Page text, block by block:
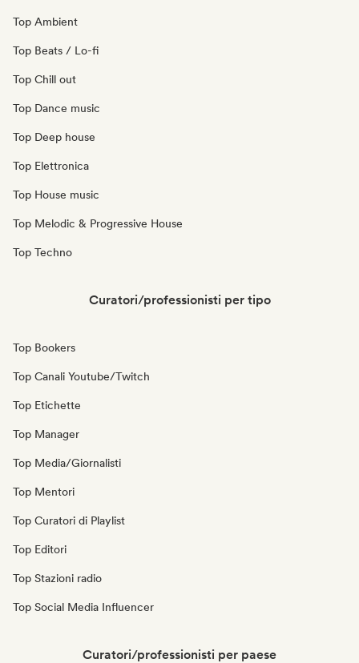
Top Ambient
Top Beats / Lo-fi
Top Chill out
Top Dance music
Top Deep house
Top Elettronica
Top House music
Top Melodic & Progressive House
Top Techno
Curatori/professionisti per tipo
Top Bookers
Top Canali Youtube/Twitch
Top Etichette
Top Manager
Top Media/Giornalisti
Top Mentori
Top Curatori di Playlist
Top Editori
Top Stazioni radio
Top Social Media Influencer
Curatori/professionisti per paese